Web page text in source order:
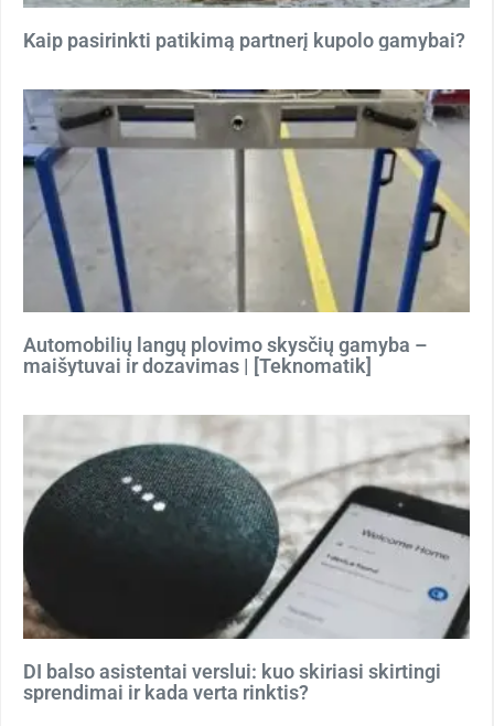
Kaip pasirinkti patikimą partnerį kupolo gamybai?
Automobilių langų plovimo skysčių gamyba –
maišytuvai ir dozavimas | [Teknomatik]
DI balso asistentai verslui: kuo skiriasi skirtingi
sprendimai ir kada verta rinktis?